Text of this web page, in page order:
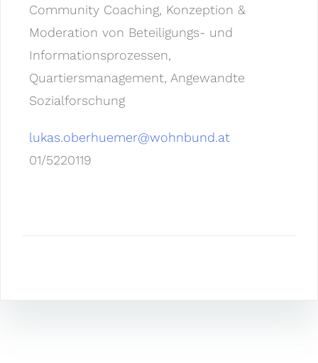
Community Coaching, Konzeption &
Moderation von Beteiligungs- und
Informationsprozessen,
Quartiersmanagement, Angewandte
Sozialforschung
lukas.oberhuemer@wohnbund.at
01/5220119